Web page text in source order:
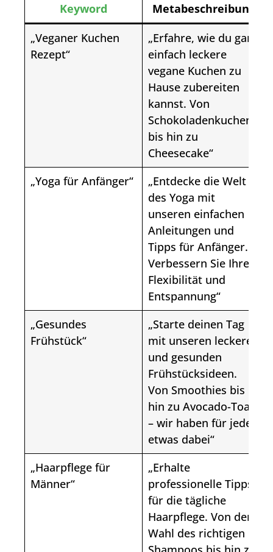
Keyword Metabeschreibung
„Veganer Kuchen
Rezept“
„Erfahre, wie du ganz
einfach leckere
vegane Kuchen zu
Hause zubereiten
kannst. Von
Schokoladenkuchen
bis hin zu
Cheesecake“
„Yoga für Anfänger“
„Entdecke die Welt
des Yoga mit
unseren einfachen
Anleitungen und
Tipps für Anfänger.
Verbessern Sie Ihre
Flexibilität und
Entspannung“
„Gesundes
Frühstück“
„Starte deinen Tag
mit unseren leckeren
und gesunden
Frühstücksideen.
Von Smoothies bis
hin zu Avocado-Toast
– wir haben für jeden
etwas dabei“
„Haarpflege für
Männer“
„Erhalte
professionelle Tipps
für die tägliche
Haarpflege. Von der
Wahl des richtigen